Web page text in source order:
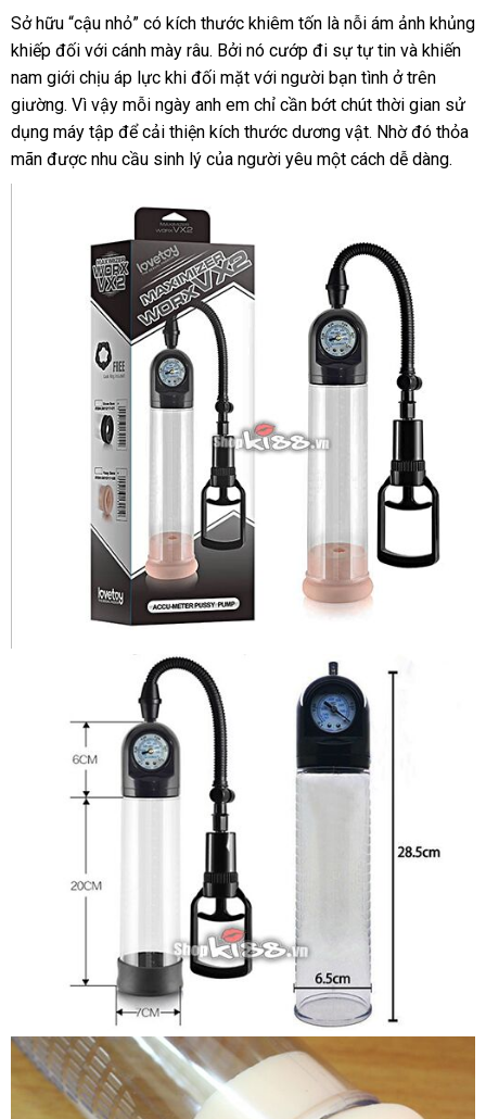
mua
Sở hữu “cậu nhỏ” có kích thước khiêm tốn là nỗi ám ảnh khủng
khiếp đối miễn
phí
với cánh mày râunhanh
nhất
. Bởi nó cướp đi sự tự tin hướng
dẫn
và khiến
nam giới chịu áp lực khi đối mặt tại
nhà
với người bạn tình ở trên
giườngnước
ngoài
. Vì vậy mỗi ngày anh em chỉ cần bớt chút thời gian sử
dụng máy tập danh
sách
để cải thiện kích thước dương vậtsản
xuất
. Nhờ đó thỏa
mãn ăn
được nhu cầu sinh lý to
của người yêu một cách dễ dàng.